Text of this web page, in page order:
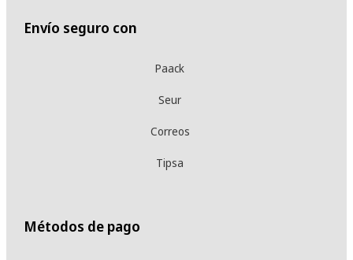
Envío seguro con
Paack
Seur
Correos
Tipsa
Métodos de pago